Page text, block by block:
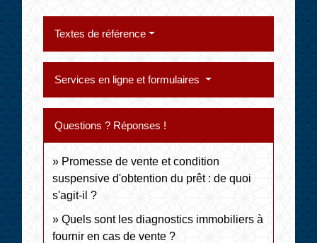
Textes de référence
Services en ligne et formulaires
Questions ? Réponses !
Promesse de vente et condition
suspensive d'obtention du prêt : de quoi
s'agit-il ?
Quels sont les diagnostics immobiliers à
fournir en cas de vente ?